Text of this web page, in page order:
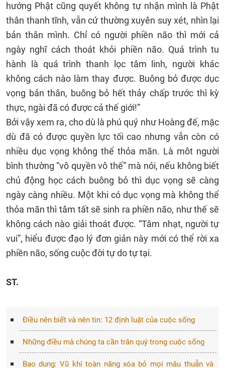
hướng Phật cũng quyết không tự nhận mình là Phật
thân thanh tĩnh, vẫn cứ thường xuyên suy xét, nhìn lại
bản thân mình. Chỉ có người phiền não thì mới cả
ngày nghĩ cách thoát khỏi phiền não. Quá trình tu
hành là quá trình thanh lọc tâm linh, người khác
không cách nào làm thay được. Buông bỏ được dục
vọng bản thân, buông bỏ hết thảy chấp trước thì kỳ
thực, ngài đã có được cả thế giới!”
Bởi vậy xem ra, cho dù là phú quý như Hoàng đế, mặc
dù đã có được quyền lực tối cao nhưng vẫn còn có
nhiều dục vọng không thể thỏa mãn. Là môt người
bình thường “vô quyền vô thế” mà nói, nếu không biết
chủ động học cách buông bỏ thì dục vọng sẽ càng
ngày càng nhiều. Một khi có dục vọng mà không thể
thỏa mãn thì tâm tất sẽ sinh ra phiền não, như thế sẽ
không cách nào giải thoát được. “Tâm nhạt, người tự
vui”, hiểu được đạo lý đơn giản này mới có thể rời xa
phiền não, sống cuộc đời tự do tự tại.
ST.
Điều nên biết và nên tin: 12 định luật của cuộc sống
Những điều mà chúng ta cần trân quý trong cuộc sống
Bao dung: Vũ khí toàn năng xóa bỏ mọi mâu thuẫn và